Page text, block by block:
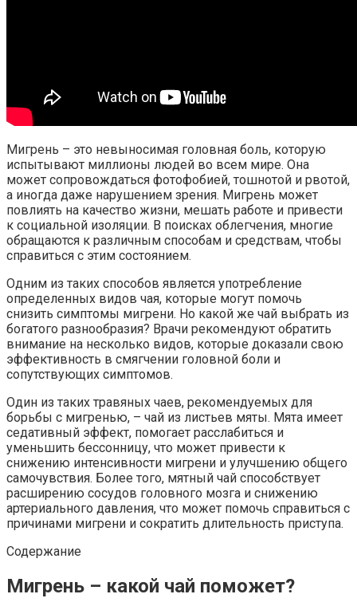
Мигрень – это невыносимая головная боль, которую
испытывают миллионы людей во всем мире. Она
может сопровождаться фотофобией, тошнотой и рвотой,
а иногда даже нарушением зрения. Мигрень может
повлиять на качество жизни, мешать работе и привести
к социальной изоляции. В поисках облегчения, многие
обращаются к различным способам и средствам, чтобы
справиться с этим состоянием.
Одним из таких способов является употребление
определенных видов чая, которые могут помочь
снизить симптомы мигрени. Но какой же чай выбрать из
богатого разнообразия? Врачи рекомендуют обратить
внимание на несколько видов, которые доказали свою
эффективность в смягчении головной боли и
сопутствующих симптомов.
Один из таких травяных чаев, рекомендуемых для
борьбы с мигренью, – чай из листьев мяты. Мята имеет
седативный эффект, помогает расслабиться и
уменьшить бессонницу, что может привести к
снижению интенсивности мигрени и улучшению общего
самочувствия. Более того, мятный чай способствует
расширению сосудов головного мозга и снижению
артериального давления, что может помочь справиться с
причинами мигрени и сократить длительность приступа.
Содержание
Мигрень – какой чай поможет?